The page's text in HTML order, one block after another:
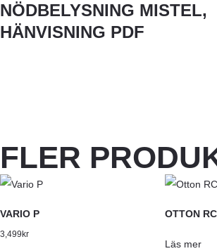
NÖDBELYSNING MISTEL,
HÄNVISNING PDF
FLER
VARIO P
3,499 kr
OTTON
Läs mer